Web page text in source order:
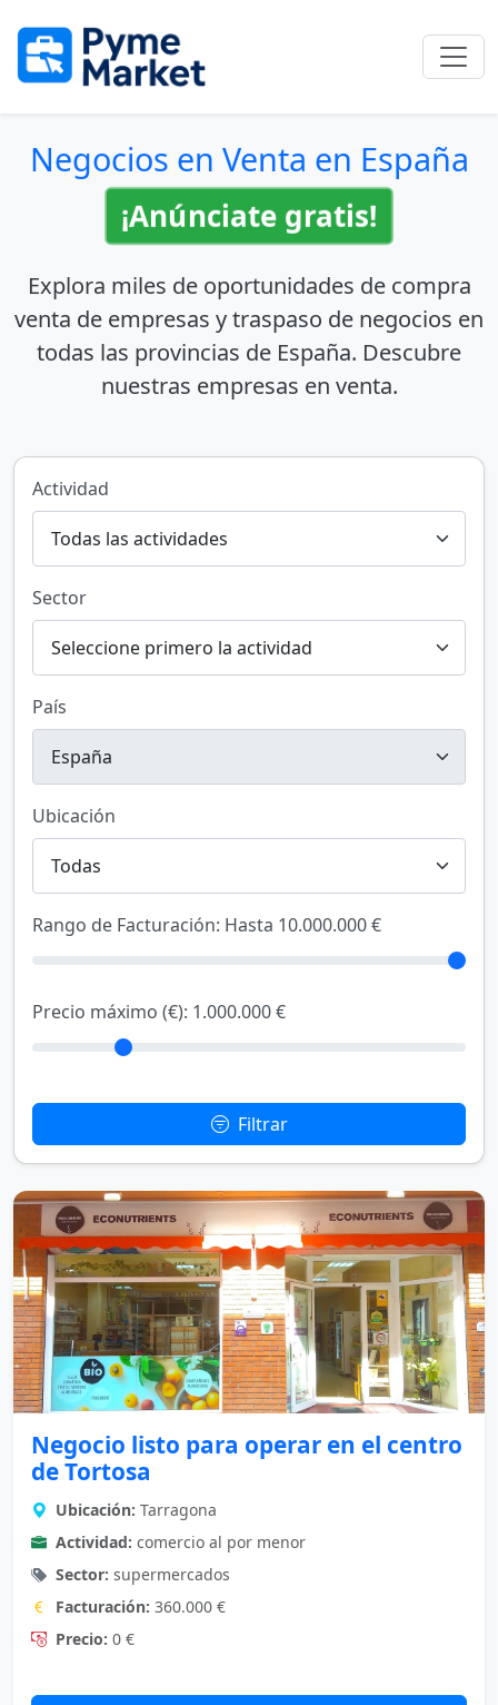
Negocios en Venta en España
¡Anúnciate gratis!
Explora miles de oportunidades de compra
venta de empresas ytraspaso de negocios en
todas las provincias de España. Descubre
nuestras empresas en venta.
Actividad
Sector
País
Ubicación
Rango de Facturación: Hasta 10.000.000 €
Precio máximo (€): 1.000.000 €
Filtrar
Negocio listo para operar en el centro
de Tortosa
Ubicación: Tarragona
Actividad: comercio al por menor
Sector: supermercados
Facturación: 360.000 €
Precio: 0 €